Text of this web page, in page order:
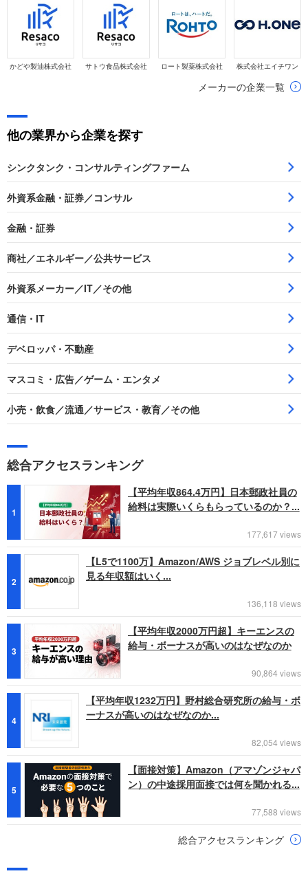
かどや製油株式会社 サトウ食品株式会社 ロート製薬株式会社 株式会社エイチワン
メーカーの企業一覧
他の業界から企業を探す
シンクタンク・コンサルティングファーム
外資系金融・証券／コンサル
金融・証券
商社／エネルギー／公共サービス
外資系メーカー／IT／その他
通信・IT
デベロッパ・不動産
マスコミ・広告／ゲーム・エンタメ
小売・飲食／流通／サービス・教育／その他
総合アクセスランキング
1
【平均年収864.4万円】日本郵政社員の
給料は実際いくらもらっているのか？...
177,617 views
2
【L5で1100万】Amazon/AWS ジョブレベル別に
見る年収額はいく...
136,118 views
3
【平均年収2000万円超】キーエンスの
給与・ボーナスが高いのはなぜなのか
90,864 views
4
【平均年収1232万円】野村総合研究所の給与・ボ
ーナスが高いのはなぜなのか...
82,054 views
5
【面接対策】Amazon（アマゾンジャパ
ン）の中途採用面接では何を聞かれる...
77,588 views
総合アクセスランキング